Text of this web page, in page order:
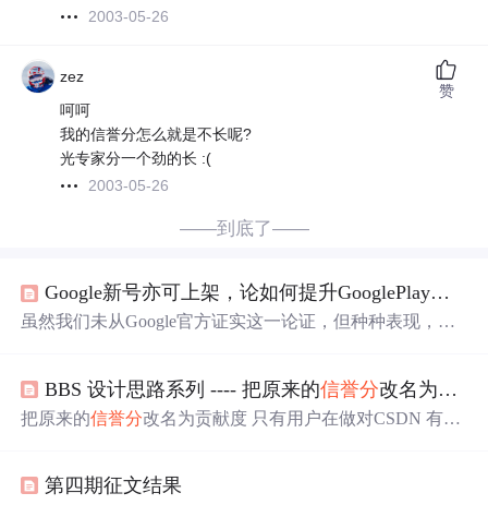
2003-05-26
zez
呵呵
我的信誉分怎么就是不长呢?
光专家分一个劲的长 :(
2003-05-26
赞
——到底了——
Google新号亦可上架，论如何提升GooglePlay账号
虽然我们未从Google官方证实这一论证，但种种表现，证
低到某一个阈值，就会触发下架，暂停甚至封号！8. 使用
Google账号的Email，注册Youtobe，Firebase，Facebook等
持和Google的互动，融入谷歌生态，让Google觉得我们是
BBS 设计思路系列 ---- 把原来的信誉分改名为贡献度
把原来的信誉分改名为贡献度 只有用户在做对CSDN 有贡
如果发一些垃圾、政治问题，一旦被确认并删除，会被扣
第四期征文结果